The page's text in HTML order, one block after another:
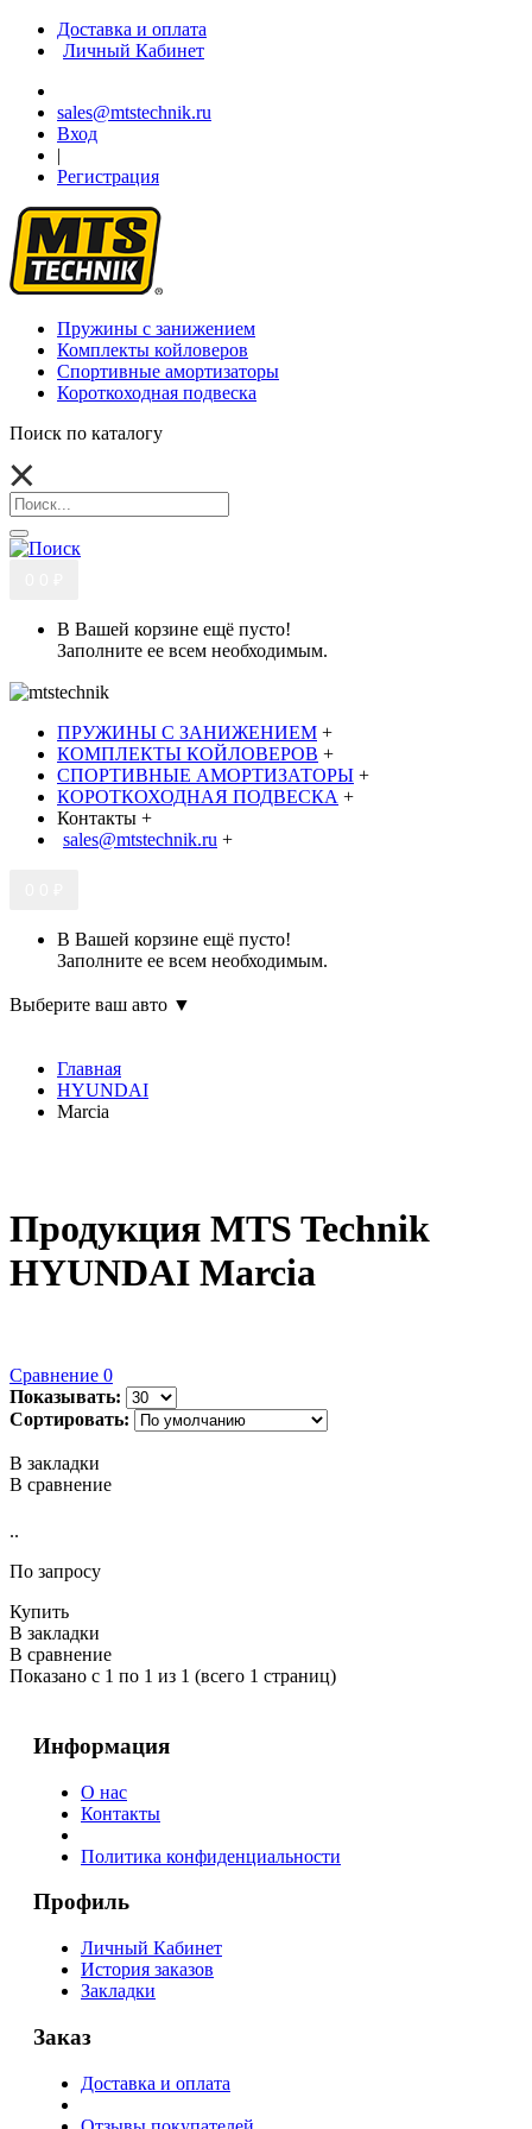
Доставка и оплата
Личный Кабинет
sales@mtstechnik.ru
Вход
|
Регистрация
Пружины с занижением
Комплекты койловеров
Спортивные амортизаторы
Короткоходная подвеска
Поиск по каталогу
В Вашей корзине ещё пусто!
Заполните ее всем необходимым.
ПРУЖИНЫ С ЗАНИЖЕНИЕМ +
КОМПЛЕКТЫ КОЙЛОВЕРОВ +
СПОРТИВНЫЕ АМОРТИЗАТОРЫ +
КОРОТКОХОДНАЯ ПОДВЕСКА +
Контакты +
sales@mtstechnik.ru +
В Вашей корзине ещё пусто!
Заполните ее всем необходимым.
Выберите ваш авто ▼
Главная
HYUNDAI
Marcia
Продукция MTS Technik
HYUNDAI Marcia
Сравнение 0
Показывать:
Сортировать:
В закладки
В сравнение
..
По запросу
Купить
В закладки
В сравнение
Показано с 1 по 1 из 1 (всего 1 страниц)
Информация
О нас
Контакты
Политика конфиденциальности
Профиль
Личный Кабинет
История заказов
Закладки
Заказ
Доставка и оплата